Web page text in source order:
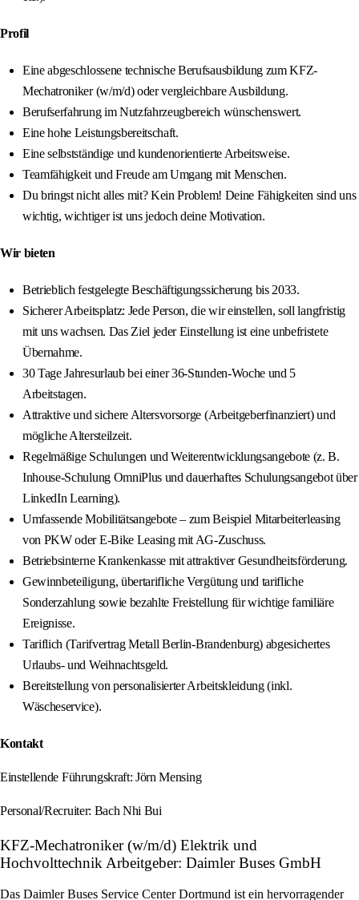
Profil
Eine abgeschlossene technische Berufsausbildung zum KFZ-
Mechatroniker (w/m/d) oder vergleichbare Ausbildung.
Berufserfahrung im Nutzfahrzeugbereich wünschenswert.
Eine hohe Leistungsbereitschaft.
Eine selbstständige und kundenorientierte Arbeitsweise.
Teamfähigkeit und Freude am Umgang mit Menschen.
Du bringst nicht alles mit? Kein Problem! Deine Fähigkeiten sind uns
wichtig, wichtiger ist uns jedoch deine Motivation.
Wir bieten
Betrieblich festgelegte Beschäftigungssicherung bis 2033.
Sicherer Arbeitsplatz: Jede Person, die wir einstellen, soll langfristig
mit uns wachsen. Das Ziel jeder Einstellung ist eine unbefristete
Übernahme.
30 Tage Jahresurlaub bei einer 36-Stunden-Woche und 5
Arbeitstagen.
Attraktive und sichere Altersvorsorge (Arbeitgeberfinanziert) und
mögliche Altersteilzeit.
Regelmäßige Schulungen und Weiterentwicklungsangebote (z. B.
Inhouse-Schulung OmniPlus und dauerhaftes Schulungsangebot über
LinkedIn Learning).
Umfassende Mobilitätsangebote – zum Beispiel Mitarbeiterleasing
von PKW oder E-Bike Leasing mit AG-Zuschuss.
Betriebsinterne Krankenkasse mit attraktiver Gesundheitsförderung.
Gewinnbeteiligung, übertarifliche Vergütung und tarifliche
Sonderzahlung sowie bezahlte Freistellung für wichtige familiäre
Ereignisse.
Tariflich (Tarifvertrag Metall Berlin-Brandenburg) abgesichertes
Urlaubs- und Weihnachtsgeld.
Bereitstellung von personalisierter Arbeitskleidung (inkl.
Wäscheservice).
Kontakt
Einstellende Führungskraft: Jörn Mensing
Personal/Recruiter: Bach Nhi Bui
KFZ-Mechatroniker (w/m/d) Elektrik und
Hochvolttechnik Arbeitgeber: Daimler Buses GmbH
Das Daimler Buses Service Center Dortmund ist ein hervorragender